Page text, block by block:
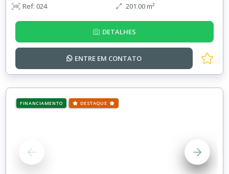
Ref: 024 201.00 m²
DETALHES
ENTRE EM CONTATO
FINANCIAMENTO DESTAQUE